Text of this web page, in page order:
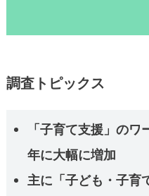
調査トピックス
「子育て支援」の
年に大幅に増加
主に「子ども・子育